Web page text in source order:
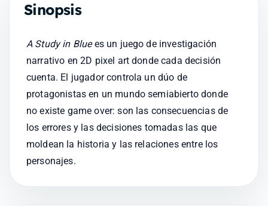
Sinopsis
A Study in Blue es un juego de investigación
narrativo en 2D pixel art donde cada decisión
cuenta. El jugador controla un dúo de
protagonistas en un mundo semiabierto donde
no existe game over: son las consecuencias de
los errores y las decisiones tomadas las que
moldean la historia y las relaciones entre los
personajes.